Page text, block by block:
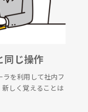
同じ操作
を利用して社内フ
しく覚えることは